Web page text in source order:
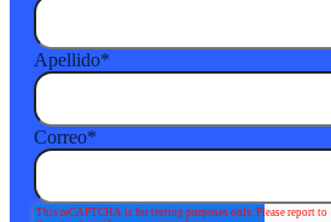
Apellido*
Correo*